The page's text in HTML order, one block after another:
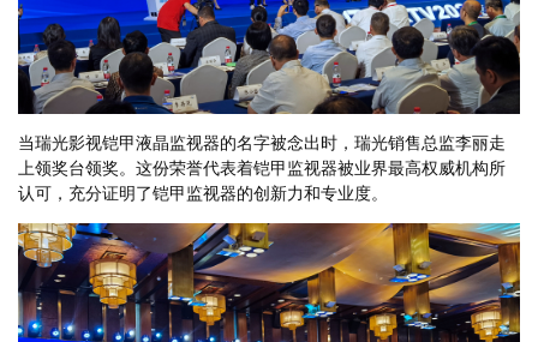
当瑞光影视铠甲液晶监视器的名字被念出时，瑞光销售总监李丽走
上领奖台领奖。这份荣誉代表着铠甲监视器被业界最高权威机构所
认可，充分证明了铠甲监视器的创新力和专业度。